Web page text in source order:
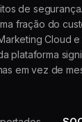
de
fração do
Cloud
plataforma
em vez de